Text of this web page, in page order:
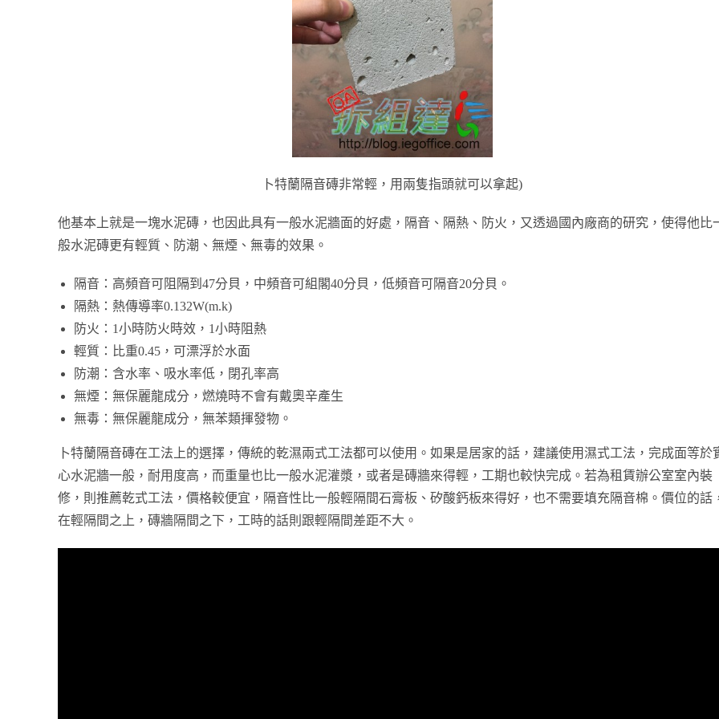
卜特蘭隔音磚非常輕，用兩隻指頭就可以拿起)
他基本上就是一塊水泥磚，也因此具有一般水泥牆面的好處，隔音、隔熱、防火，又透過國內廠商的研究，使得他比
般水泥磚更有輕質、防潮、無煙、無毒的效果。
隔音：高頻音可阻隔到47分貝，中頻音可組閣40分貝，低頻音可隔音20分貝。
隔熱：熱傳導率0.132W(m.k)
防火：1小時防火時效，1小時阻熱
輕質：比重0.45，可漂浮於水面
防潮：含水率、吸水率低，閉孔率高
無煙：無保麗龍成分，燃燒時不會有戴奧辛產生
無毒：無保麗龍成分，無苯類揮發物。
卜特蘭隔音磚在工法上的選擇，傳統的乾濕兩式工法都可以使用。如果是居家的話，建議使用濕式工法，完成面等於
心水泥牆一般，耐用度高，而重量也比一般水泥灌漿，或者是磚牆來得輕，工期也較快完成。若為租賃辦公室室內裝
修，則推薦乾式工法，價格較便宜，隔音性比一般輕隔間石膏板、矽酸鈣板來得好，也不需要填充隔音棉。價位的話
在輕隔間之上，磚牆隔間之下，工時的話則跟輕隔間差距不大。